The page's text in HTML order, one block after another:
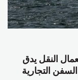
النقل يدق
التجارية